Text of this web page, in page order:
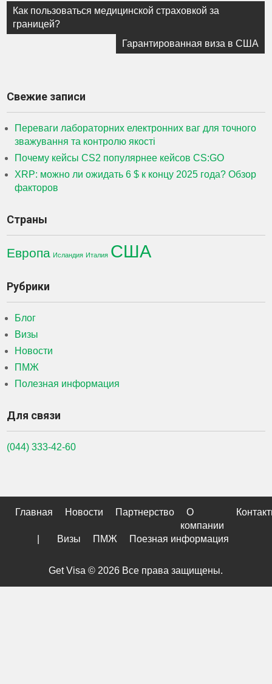
Навигация
по
Как пользоваться медицинской страховкой за
границей?
Гарантированная виза в США
Свежие записи
Переваги лабораторних електронних ваг для точного
зважування та контролю якості
Почему кейсы CS2 популярнее кейсов CS:GO
XRP: можно ли ожидать 6 $ к концу 2025 года? Обзор
факторов
Страны
Европа Исландия Италия США
Рубрики
Блог
Визы
Новости
ПМЖ
Полезная информация
Для связи
(044) 333-42-60
Главная Новости Партнерство
О
компании
Визы ПМЖ Поезная информация
Get Visa © 2026 Все права защищены.